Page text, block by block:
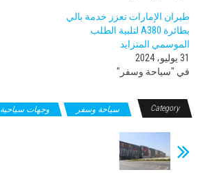
طيران الإمارات تعزز خدمة بالي
بطائرة A380 لتلبية الطلب
الموسمي المتزايد
31 يوليو، 2024
في "سياحة وسفر"
Category سياحة وسفر وجهات سياحية